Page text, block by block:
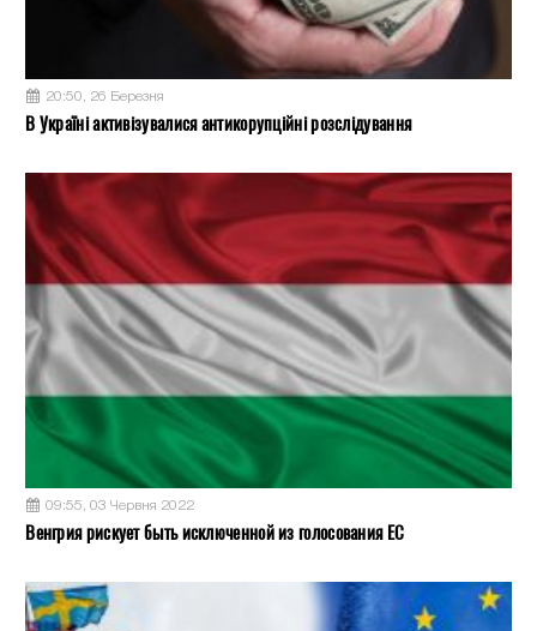
20:50, 26 Березня
В Україні активізувалися антикорупційні розслідування
09:55, 03 Червня 2022
Венгрия рискует быть исключенной из голосования ЕС